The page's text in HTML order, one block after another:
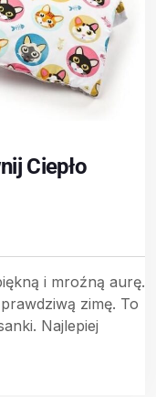
Ciepło
i mroźną aurę.
zimę. To
Najlepiej